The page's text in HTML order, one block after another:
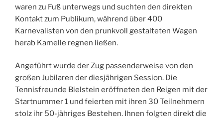
waren zu Fuß unterwegs und suchten den direkten
Kontakt zum Publikum, während über 400
Karnevalisten von den prunkvoll gestalteten Wagen
herab Kamelle regnen ließen.
Angeführt wurde der Zug passenderweise von den
großen Jubilaren der diesjährigen Session. Die
Tennisfreunde Bielstein eröffneten den Reigen mit der
Startnummer 1 und feierten mit ihren 30 Teilnehmern
stolz ihr 50-jähriges Bestehen. Ihnen folgten direkt die